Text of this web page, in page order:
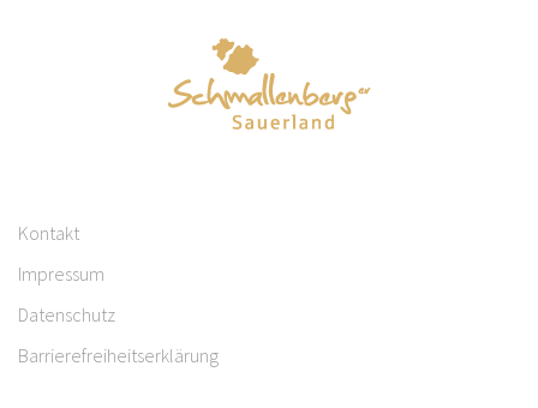
Kontakt
Impressum
Datenschutz
Barrierefreiheitserklärung